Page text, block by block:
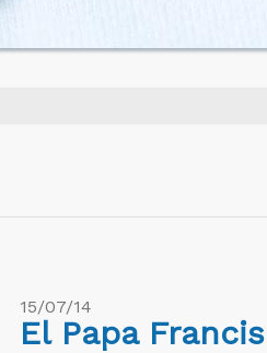
15/07/14
El Papa